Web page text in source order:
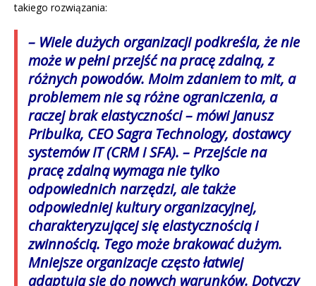
takiego rozwiązania:
– Wiele dużych organizacji podkreśla, że nie
może w pełni przejść na pracę zdalną, z
różnych powodów. Moim zdaniem to mit, a
problemem nie są różne ograniczenia, a
raczej brak elastyczności – mówi Janusz
Pribulka, CEO Sagra Technology, dostawcy
systemów IT (CRM i SFA). – Przejście na
pracę zdalną wymaga nie tylko
odpowiednich narzędzi, ale także
odpowiedniej kultury organizacyjnej,
charakteryzującej się elastycznością i
zwinnością. Tego może brakować dużym.
Mniejsze organizacje często łatwiej
adaptują się do nowych warunków. Dotyczy